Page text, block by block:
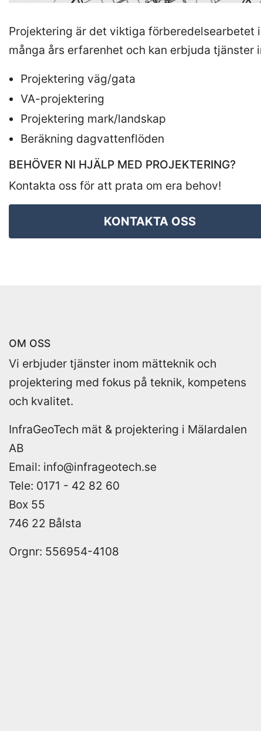
Projektering är det viktiga
många års erfarenhet och kan erbjuda tjänster
Projektering väg/gata
VA-projektering
Projektering mark/landskap
Beräkning dagvattenflöden
BEHÖVER NI HJÄLP MED PROJEKTERING?
Kontakta oss för att prata om era behov!
KONTAKTA OSS
OM OSS
Vi erbjuder tjänster inom mätteknik och
projektering med fokus på teknik, kompetens
och kvalitet.
InfraGeoTech mät & projektering i Mälardalen
AB
Email: info@infrageotech.se
Tele: 0171 - 42 82 60
Box 55
746 22 Bålsta
Orgnr: 556954-4108